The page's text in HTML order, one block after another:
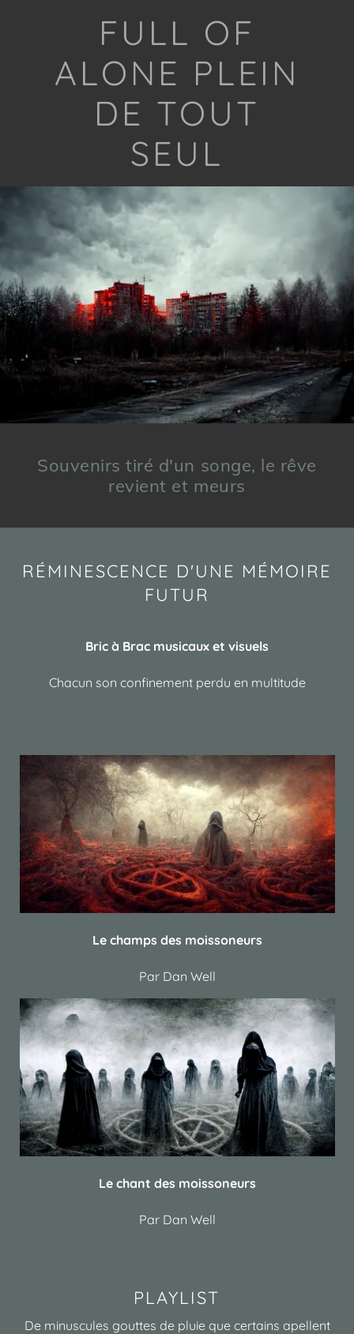
FULL OF
ALONE PLEIN
DE TOUT
SEUL
Souvenirs tiré d'un songe, le rêve
RÉMINESCENCE D'UNE MÉMOIRE
FUTUR
Bric à Brac musicaux et visuels
Chacun son confinement perdu en multitude
Le champs des moissoneurs
Par Dan Well
Le chant des moissoneurs
Par Dan Well
PLAYLIST
De minuscules gouttes de pluie que certains apellent